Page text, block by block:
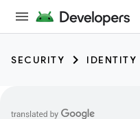
SECURITY IDENTITY